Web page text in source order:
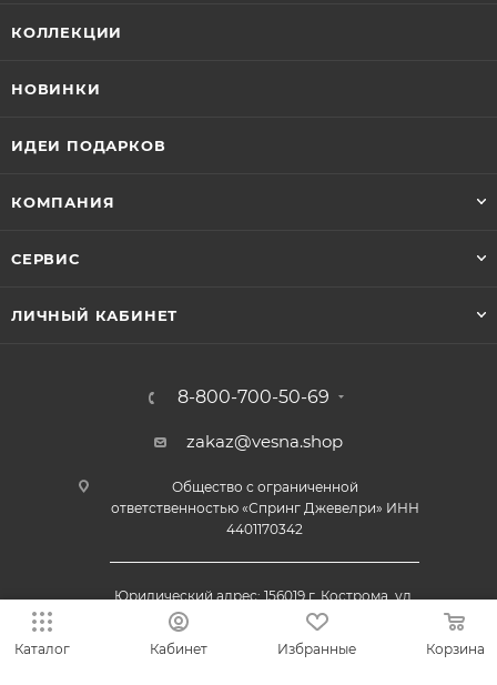
КОЛЛЕКЦИИ
НОВИНКИ
ИДЕИ ПОДАРКОВ
КОМПАНИЯ
СЕРВИС
ЛИЧНЫЙ КАБИНЕТ
8-800-700-50-69
zakaz@vesna.shop
Общество с ограниченной
ответственностью «Спринг Джевелри» ИНН
4401170342
Юридический адрес: 156019 г. Кострома, ул.
Индустриальная, д. 50/2, помещение 9, к. 19.
Каталог Кабинет Избранные Корзина